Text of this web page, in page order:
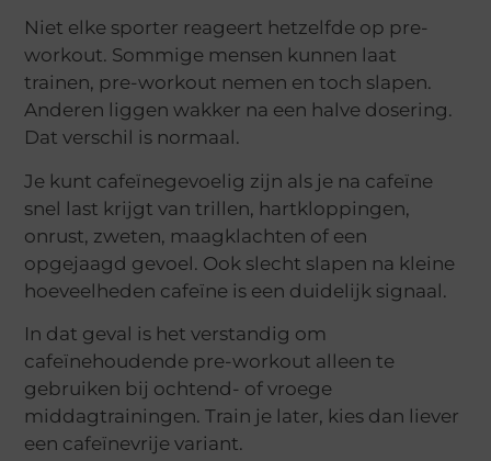
Niet elke sporter reageert hetzelfde op pre-
workout. Sommige mensen kunnen laat
trainen, pre-workout nemen en toch slapen.
Anderen liggen wakker na een halve dosering.
Dat verschil is normaal.
Je kunt cafeïnegevoelig zijn als je na cafeïne
snel last krijgt van trillen, hartkloppingen,
onrust, zweten, maagklachten of een
opgejaagd gevoel. Ook slecht slapen na kleine
hoeveelheden cafeïne is een duidelijk signaal.
In dat geval is het verstandig om
cafeïnehoudende pre-workout alleen te
gebruiken bij ochtend- of vroege
middagtrainingen. Train je later, kies dan liever
een cafeïnevrije variant.